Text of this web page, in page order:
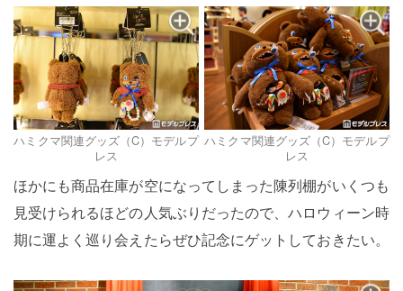
ハミクマ関連グッズ（C）モデルプ
レス
ハミクマ関連グッズ（C）モデルプ
レス
ほかにも商品在庫が空になってしまった陳列棚がいくつも
見受けられるほどの人気ぶりだったので、ハロウィーン時
期に運よく巡り会えたらぜひ記念にゲットしておきたい。